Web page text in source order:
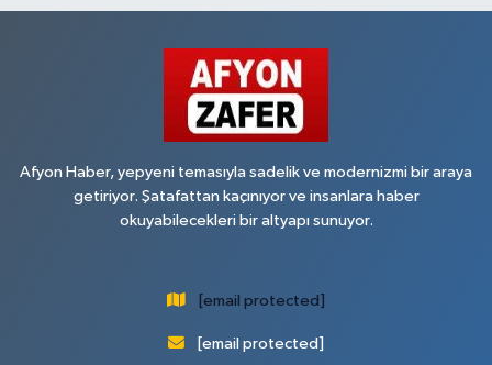
Afyon Haber, yepyeni temasıyla sadelik ve modernizmi bir araya
getiriyor. Şatafattan kaçınıyor ve insanlara haber
okuyabilecekleri bir altyapı sunuyor.
[email protected]
[email protected]